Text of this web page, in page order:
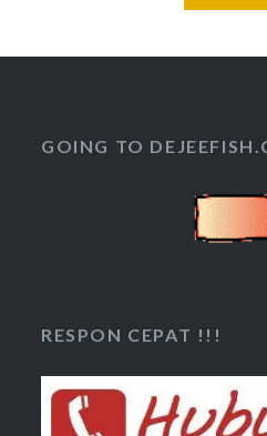
GOING TO
RESPON CEPAT !!!